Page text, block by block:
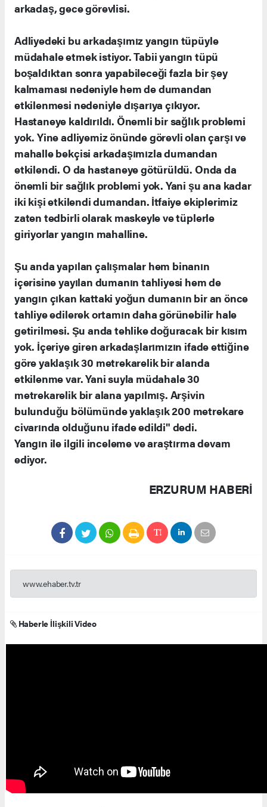
arkadaş, gece görevlisi.
Adliyedeki bu arkadaşımız yangın tüpüyle
müdahale etmek istiyor. Tabii yangın tüpü
boşaldıktan sonra yapabileceği fazla bir şey
kalmaması nedeniyle hem de dumandan
etkilenmesi nedeniyle dışarıya çıkıyor.
Hastaneye kaldırıldı. Önemli bir sağlık problemi
yok. Yine adliyemiz önünde görevli olan çarşı ve
mahalle bekçisi arkadaşımızla dumandan
etkilendi. O da hastaneye götürüldü. Onda da
önemli bir sağlık problemi yok. Yani şu ana kadar
iki kişi etkilendi dumandan. İtfaiye ekiplerimiz
zaten tedbirli olarak maskeyle ve tüplerle
giriyorlar yangın mahalline.
Şu anda yapılan çalışmalar hem binanın
içerisine yayılan dumanın tahliyesi hem de
yangın çıkan kattaki yoğun dumanın bir an önce
tahliye edilerek ortamın daha görünebilir hale
getirilmesi. Şu anda tehlike doğuracak bir kısım
yok. İçeriye giren arkadaşlarımızın ifade ettiğine
göre yaklaşık 30 metrekarelik bir alanda
etkilenme var. Yani suyla müdahale 30
metrekarelik bir alana yapılmış. Arşivin
bulunduğu bölümünde yaklaşık 200 metrekare
civarında olduğunu ifade edildi" dedi.
Yangın ile ilgili inceleme ve araştırma devam
ediyor.
ERZURUM HABERİ
www.ehaber.tv.tr
Haberle İlişkili Video